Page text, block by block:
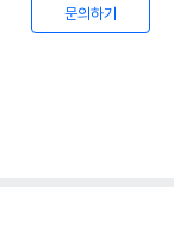
문의하기